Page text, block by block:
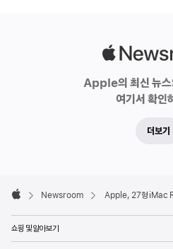
Apple의 최신 뉴스
여기서 확인
더보기
Footer

Newsroom Apple, 27형 iMac
쇼핑 및 알아보기